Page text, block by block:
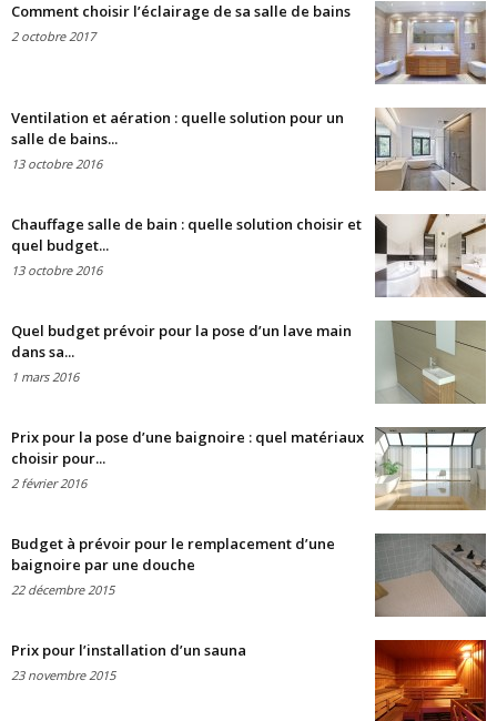
Comment choisir l’éclairage de sa salle de bains
2 octobre 2017
Ventilation et aération : quelle solution pour un
salle de bains...
13 octobre 2016
Chauffage salle de bain : quelle solution choisir et
quel budget...
13 octobre 2016
Quel budget prévoir pour la pose d’un lave main
dans sa...
1 mars 2016
Prix pour la pose d’une baignoire : quel matériaux
choisir pour...
2 février 2016
Budget à prévoir pour le remplacement d’une
baignoire par une douche
22 décembre 2015
Prix pour l’installation d’un sauna
23 novembre 2015